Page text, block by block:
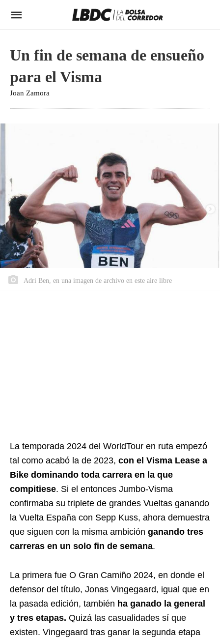
Un fin de semana de ensueño
para el Visma
Joan Zamora
Adri Ben, en una imagen de archivo en este aire libre
La temporada 2024 del WorldTour en ruta empezó
tal como acabó la de 2023, con el Visma Lease a
Bike dominando toda carrera en la que
compitiese. Si el entonces Jumbo-Visma
confirmaba su triplete de grandes Vueltas ganando
la Vuelta España con Sepp Kuss, ahora demuestra
que siguen con la misma ambición ganando tres
carreras en un solo fin de semana.
La primera fue O Gran Camiño 2024, en donde el
defensor del título, Jonas Vingegaard, igual que en
la pasada edición, también ha ganado la general
y tres etapas. Quizá las casualidades sí que
existen. Vingegaard tras ganar la segunda etapa